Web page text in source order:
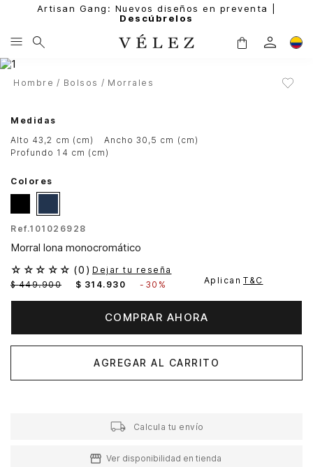
Artisan Gang: Nuevos diseños en preventa |
Descúbrelos
Hombre Bolsos Morrales
Medidas
alto 43,2 cm (cm)
ancho 30,5 cm (cm)
profundo 14 cm (cm)
Colores
Ref.101026928
Morral lona monocromático
☆ ☆ ☆ ☆ ☆ (0 ) Dejar tu reseña
$ 449.900 $ 314. 930 - 30% Aplican T&C
COMPRAR AHORA
AGREGAR AL CARRITO
Calcula tu envío
Ver disponibilidad en tienda